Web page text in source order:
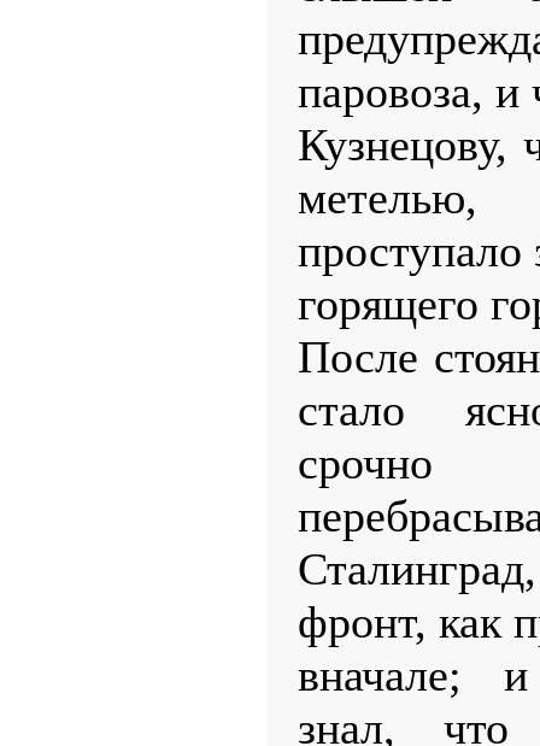
паровоза, и
Кузнецову,
проступало
горящего
После
стало
срочно
фронт, как
вначале;
знал, что